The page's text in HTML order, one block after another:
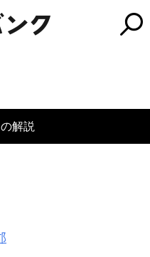
解説